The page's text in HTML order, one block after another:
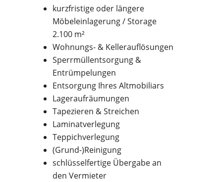
kurzfristige oder längere
Möbeleinlagerung / Storage
2.100 m²
Wohnungs- & Kellerauflösungen
Sperrmüllentsorgung &
Entrümpelungen
Entsorgung Ihres Altmobiliars
Lageraufräumungen
Tapezieren & Streichen
Laminatverlegung
Teppichverlegung
(Grund-)Reinigung
schlüsselfertige Übergabe an
den Vermieter